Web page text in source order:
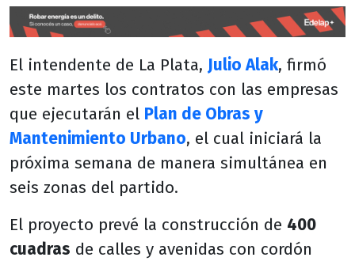
El intendente de La Plata, Julio Alak, firmó
este martes los contratos con las empresas
que ejecutarán el Plan de Obras y
Mantenimiento Urbano, el cual iniciará la
próxima semana de manera simultánea en
seis zonas del partido.
El proyecto prevé la construcción de 400
cuadras de calles y avenidas con cordón